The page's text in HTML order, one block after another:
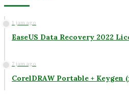
1 jam ago
EaseUS Data Recovery 2022
7 jam ago
CorelDRAW Portable + Keygen